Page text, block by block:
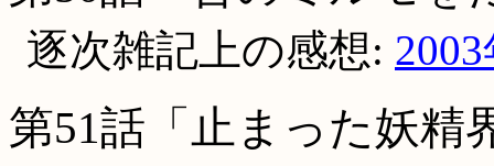
逐次雑記上の感想:
第51話「止まった妖精